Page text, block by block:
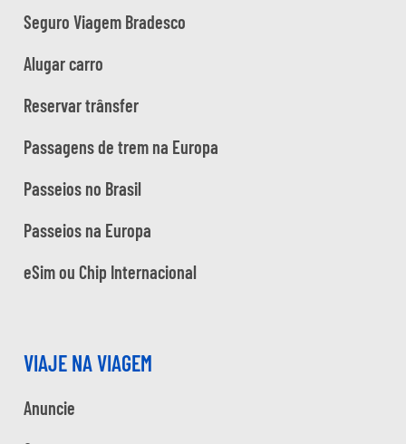
Seguro Viagem Bradesco
Alugar carro
Reservar trânsfer
Passagens de trem na Europa
Passeios no Brasil
Passeios na Europa
eSim ou Chip Internacional
VIAJE NA VIAGEM
Anuncie